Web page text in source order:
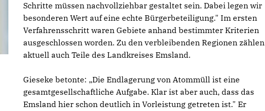
Schritte müssen nachvollziehbar gestaltet sein. Dabei legen wir
besonderen Wert auf eine echte Bürgerbeteiligung." Im ersten
Verfahrensschritt waren Gebiete anhand bestimmter Kriterien
ausgeschlossen worden. Zu den verbleibenden Regionen zählen
aktuell auch Teile des Landkreises Emsland.
Gieseke betonte: „Die Endlagerung von Atommüll ist eine
gesamtgesellschaftliche Aufgabe. Klar ist aber auch, dass das
Emsland hier schon deutlich in Vorleistung getreten ist." Er